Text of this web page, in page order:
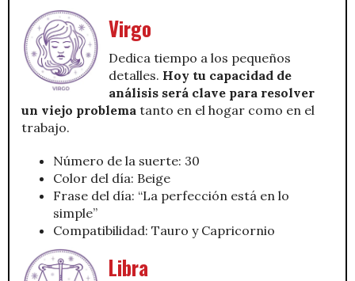
Virgo
Dedica tiempo a los pequeños
detalles. Hoy tu capacidad de
análisis será clave para resolver
un viejo problema tanto en el hogar como en el
trabajo.
Número de la suerte: 30
Color del día: Beige
Frase del día: “La perfección está en lo
simple”
Compatibilidad: Tauro y Capricornio
Libra